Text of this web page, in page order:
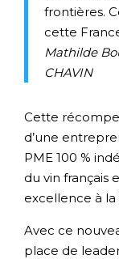
frontières.
cette
Mathilde
CHAVIN
Cette
d’une
PME 100 %
du vin français
excellence à la
Avec ce
place de